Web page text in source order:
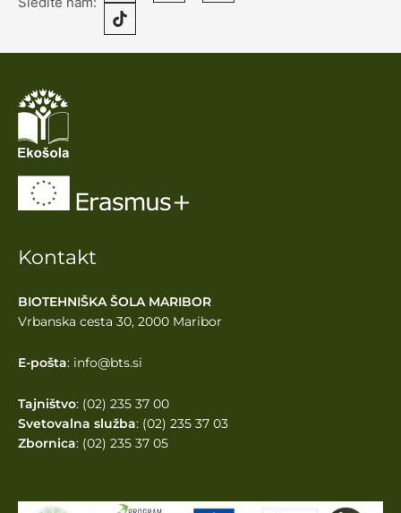
Kontakt
BIOTEHNIŠKA ŠOLA MARIBOR
Vrbanska cesta 30, 2000 Maribor
E-pošta: info@bts.si
Tajništvo: (02) 235 37 00
Svetovalna služba: (02) 235 37 03
Zbornica: (02) 235 37 05